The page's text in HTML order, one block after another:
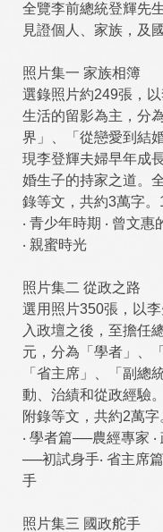
全覽李前總統登輝先
見證個人、家族，及
照片集一 家族相簿
選錄照片約249張，
生活的留影為主，分
界」、「從戀愛到結
現李登輝夫婦早年成
婚生子的持家之道。
錄等文，共約3萬字。
‧ 青少年時期 ‧ 曾文惠
‧ 親蜜時光
照片集二 從政之路
選用照片350張，以
入政壇之後，至擔任
元，分為「學者」、
「省主席」、「副總
動、治績和從政經驗
附錄等文，共約2萬
‧ 學者篇──農經專家
──初試身手‧ 省主席
手
照片集三 國政舵手